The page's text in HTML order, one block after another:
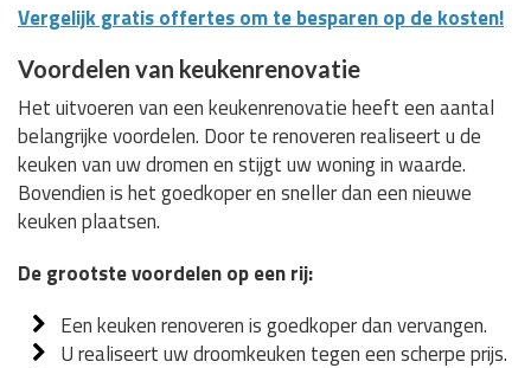
Vergelijk gratis offertes om te besparen op de kosten!
Voordelen van keukenrenovatie
Het uitvoeren van een keukenrenovatie heeft een aantal
belangrijke voordelen. Door te renoveren realiseert u de
keuken van uw dromen en stijgt uw woning in waarde.
Bovendien is het goedkoper en sneller dan een nieuwe
keuken plaatsen.
De grootste voordelen op een rij:
Een keuken renoveren is goedkoper dan vervangen.
U realiseert uw droomkeuken tegen een scherpe prijs.